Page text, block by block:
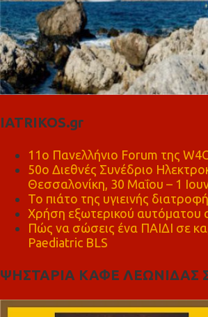
IATRIKOS.gr
11ο Πανελλήνιο Forum της
50ο Διεθνές Συνέδριο
Θεσσαλονίκη, 30 Μαΐου – 1
Το πιάτο της υγιεινής
Χρήση εξωτερικού αυτόματου
Πώς να σώσεις ένα ΠΑΙΔΙ σε
Paediatric BLS
ΨΗΣΤΑΡΙΑ ΚΑΦΕ ΛΕΩΝΙΔΑΣ